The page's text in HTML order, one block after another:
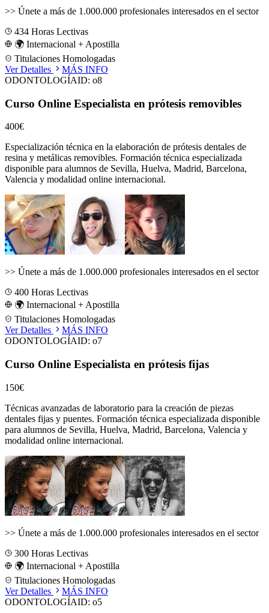
>> Únete a más de 1.000.000 profesionales interesados en el sector
434 Horas Lectivas
🌍 Internacional + Apostilla
Titulaciones Homologadas
Ver Detalles
MÁS INFO
ODONTOLOGÍAID: o8
Curso Online Especialista en prótesis removibles
400€
Especialización técnica en la elaboración de prótesis dentales de
resina y metálicas removibles. Formación técnica especializada
disponible para alumnos de Sevilla, Huelva, Madrid, Barcelona,
Valencia y modalidad online internacional.
>> Únete a más de 1.000.000 profesionales interesados en el sector
400 Horas Lectivas
🌍 Internacional + Apostilla
Titulaciones Homologadas
Ver Detalles
MÁS INFO
ODONTOLOGÍAID: o7
Curso Online Especialista en prótesis fijas
150€
Técnicas avanzadas de laboratorio para la creación de piezas
dentales fijas y puentes. Formación técnica especializada disponible
para alumnos de Sevilla, Huelva, Madrid, Barcelona, Valencia y
modalidad online internacional.
>> Únete a más de 1.000.000 profesionales interesados en el sector
300 Horas Lectivas
🌍 Internacional + Apostilla
Titulaciones Homologadas
Ver Detalles
MÁS INFO
ODONTOLOGÍAID: o5